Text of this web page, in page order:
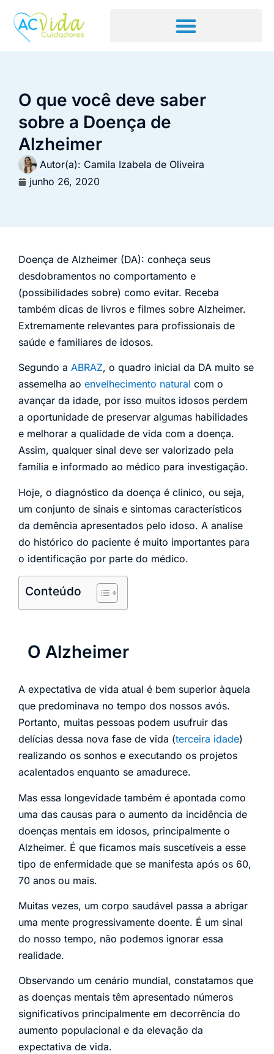
O que você deve saber
sobre a Doença de
Alzheimer
Autor(a): Camila Izabela de Oliveira
junho 26, 2020
Doença de Alzheimer (DA): conheça seus
desdobramentos no comportamento e
(possibilidades sobre) como evitar. Receba
também dicas de livros e filmes sobre Alzheimer.
Extremamente relevantes para profissionais de
saúde e familiares de idosos.
Segundo a ABRAZ, o quadro inicial da DA muito se
assemelha ao envelhecimento natural com o
avançar da idade, por isso muitos idosos perdem
a oportunidade de preservar algumas habilidades
e melhorar a qualidade de vida com a doença.
Assim, qualquer sinal deve ser valorizado pela
família e informado ao médico para investigação.
Hoje, o diagnóstico da doença é clinico, ou seja,
um conjunto de sinais e sintomas característicos
da demência apresentados pelo idoso. A analise
do histórico do paciente é muito importantes para
o identificação por parte do médico.
Conteúdo
O Alzheimer
A expectativa de vida atual é bem superior àquela
que predominava no tempo dos nossos avós.
Portanto, muitas pessoas podem usufruir das
delícias dessa nova fase de vida (terceira idade)
realizando os sonhos e executando os projetos
acalentados enquanto se amadurece.
Mas essa longevidade também é apontada como
uma das causas para o aumento da incidência de
doenças mentais em idosos, principalmente o
Alzheimer. É que ficamos mais suscetíveis a esse
tipo de enfermidade que se manifesta após os 60,
70 anos ou mais.
Muitas vezes, um corpo saudável passa a abrigar
uma mente progressivamente doente. É um sinal
do nosso tempo, não podemos ignorar essa
realidade.
Observando um cenário mundial, constatamos que
as doenças mentais têm apresentado números
significativos principalmente em decorrência do
aumento populacional e da elevação da
expectativa de vida.